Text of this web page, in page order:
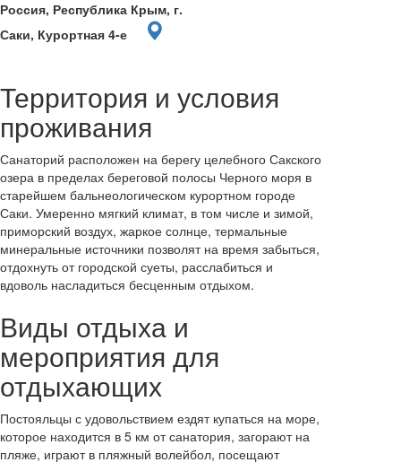
Россия, Республика Крым, г.
Саки, Курортная 4-е
Территория и условия
проживания
Санаторий расположен на берегу целебного Сакского
озера в пределах береговой полосы Черного моря в
старейшем бальнеологическом курортном городе
Саки. Умеренно мягкий климат, в том числе и зимой,
приморский воздух, жаркое солнце, термальные
минеральные источники позволят на время забыться,
отдохнуть от городской суеты, расслабиться и
вдоволь насладиться бесценным отдыхом.
Виды отдыха и
мероприятия для
отдыхающих
Постояльцы с удовольствием ездят купаться на море,
которое находится в 5 км от санатория, загорают на
пляже, играют в пляжный волейбол, посещают